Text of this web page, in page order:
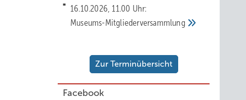
16.10.2026, 11.00 Uhr:
Museums-Mitgliederversammlung
Zur Terminübersicht
Facebook